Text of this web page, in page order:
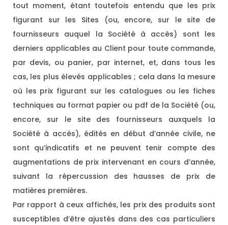
tout moment, étant toutefois entendu que les prix
figurant sur les Sites (ou, encore, sur le site de
fournisseurs auquel la Société à accès) sont les
derniers applicables au Client pour toute commande,
par devis, ou panier, par internet, et, dans tous les
cas, les plus élevés applicables ; cela dans la mesure
où les prix figurant sur les catalogues ou les fiches
techniques au format papier ou pdf de la Société (ou,
encore, sur le site des fournisseurs auxquels la
Société à accès), édités en début d’année civile, ne
sont qu’indicatifs et ne peuvent tenir compte des
augmentations de prix intervenant en cours d’année,
suivant la répercussion des hausses de prix de
matières premières.
Par rapport à ceux affichés, les prix des produits sont
susceptibles d’être ajustés dans des cas particuliers